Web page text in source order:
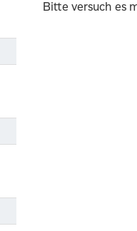
Bitte versuch es